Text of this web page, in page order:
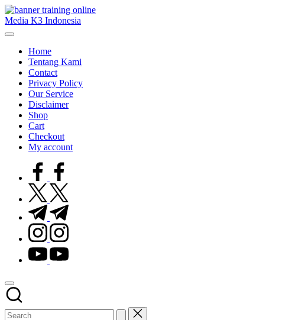
Skip
to
content
Media K3 Indonesia
Media
Seputar
Dunia
K3LH
Home
Tentang Kami
Contact
Privacy Policy
Our Service
Disclaimer
Shop
Cart
Checkout
My account
facebook.com
twitter.com
t.me
instagram.com
youtube.com